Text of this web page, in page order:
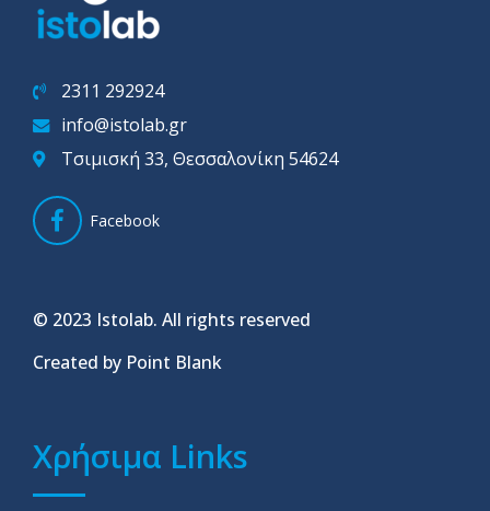
2311 292924
info@istolab.gr
Τσιμισκή 33, Θεσσαλονίκη 54624
Facebook
© 2023 Istolab. All rights reserved
Created by Point Blank
Χρήσιμα Links